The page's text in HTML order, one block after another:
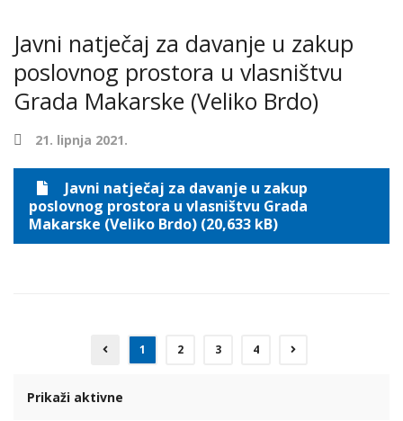
Javni natječaj za davanje u zakup
poslovnog prostora u vlasništvu
Grada Makarske (Veliko Brdo)
21. lipnja 2021.
Javni natječaj za davanje u zakup
poslovnog prostora u vlasništvu Grada
Makarske (Veliko Brdo) (20,633 kB)
1 2 3 4
Prikaži aktivne